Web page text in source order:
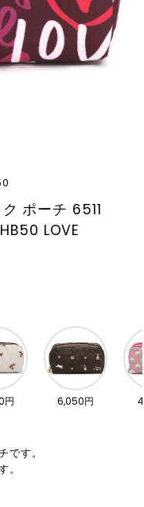
ポーチ 6511
LOVE
円 6,050円
です。
。